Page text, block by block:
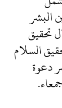
البشر
تحقيق
السلام
دعوة